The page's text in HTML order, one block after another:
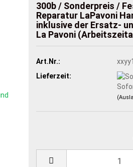
300b / Sonderpreis /
Reparatur LaPavoni
inklusive der Ersatz-
La Pavoni
Art.Nr.:
xxyy1
Lieferzeit: